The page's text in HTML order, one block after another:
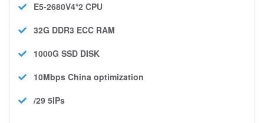
E5-2680V4*2 CPU
32G DDR3 ECC RAM
1000G SSD DISK
10Mbps China optimization
/29 5IPs